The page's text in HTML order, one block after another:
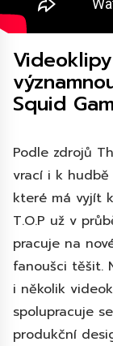
Squid
Podle zdrojů
vrací i k hudbě
které má vyjít
T.O.P už v
pracuje na
fanoušci těšit.
i několik
spolupracuje
produkční